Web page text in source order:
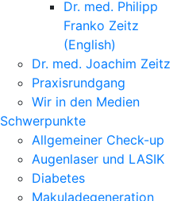
Dr. med. Philipp
Franko Zeitz
(English)
Dr. med. Joachim Zeitz
Praxisrundgang
Wir in den Medien
Schwerpunkte
Allgemeiner Check-up
Augenlaser und LASIK
Diabetes
Makuladegeneration